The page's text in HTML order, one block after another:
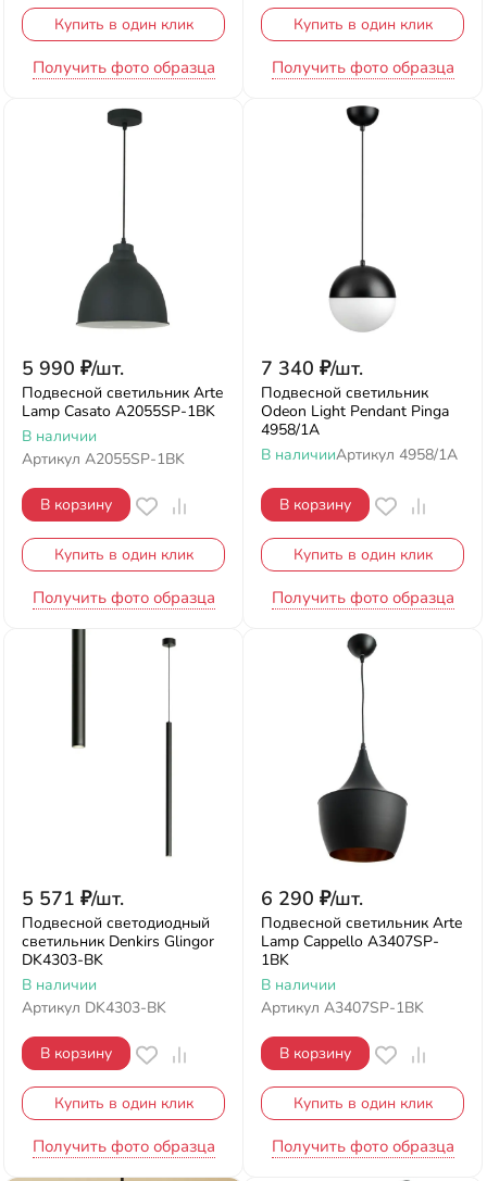
Купить в один клик
Получить фото образца
Купить в один клик
Получить фото образца
5 990 ₽/шт.
Подвесной светильник Arte
Lamp Casato A2055SP-1BK
В наличии
Артикул A2055SP-1BK
В корзину
Купить в один клик
Получить фото образца
7 340 ₽/шт.
Подвесной светильник
Odeon Light Pendant Pinga
4958/1A
В наличииАртикул 4958/1A
В корзину
Купить в один клик
Получить фото образца
5 571 ₽/шт.
Подвесной светодиодный
светильник Denkirs Glingor
DK4303-BK
В наличии
Артикул DK4303-BK
В корзину
Купить в один клик
Получить фото образца
6 290 ₽/шт.
Подвесной светильник Arte
Lamp Cappello A3407SP-
1BK
В наличии
Артикул A3407SP-1BK
В корзину
Купить в один клик
Получить фото образца